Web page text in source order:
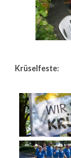
Krüselfeste: